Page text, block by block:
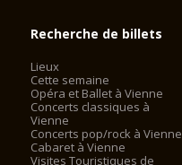
Recherche de billets
Lieux
Cette semaine
Opéra et Ballet à Vienne
Concerts classiques à
Vienne
Concerts pop/rock à Vienne
Cabaret à Vienne
Visites Touristiques de